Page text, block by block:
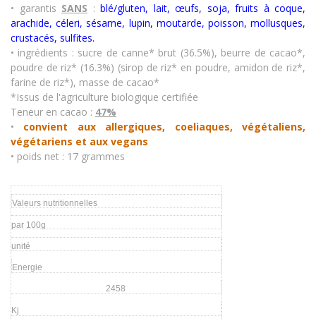
• garantis SANS : blé/gluten, lait, œufs, soja, fruits à coque,
arachide, céleri, sésame, lupin, moutarde, poisson, mollusques,
crustacés, sulfites.
• ingrédients : sucre de canne* brut (36.5%), beurre de cacao*,
poudre de riz* (16.3%) (sirop de riz* en poudre, amidon de riz*,
farine de riz*), masse de cacao*
*Issus de l'agriculture biologique certifiée
Teneur en cacao : 47%
•
convient aux allergiques, coeliaques, végétaliens,
végétariens et aux vegans
• poids net : 17 grammes
Valeurs nutritionnelles
par 100g
unité
Energie
2458
Kj